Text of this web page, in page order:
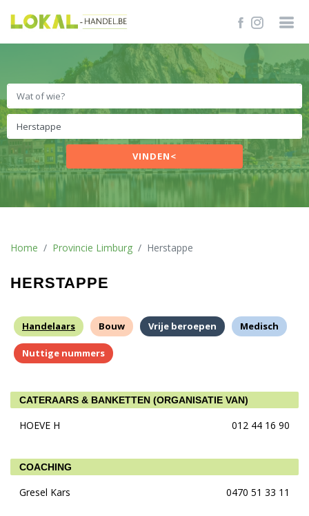
VINDEN<
Home Provincie Limburg Herstappe
HERSTAPPE
Handelaars Bouw Vrije beroepen Medisch
Nuttige nummers
CATERAARS & BANKETTEN (ORGANISATIE VAN)
HOEVE H 012 44 16 90
COACHING
Gresel Kars 0470 51 33 11